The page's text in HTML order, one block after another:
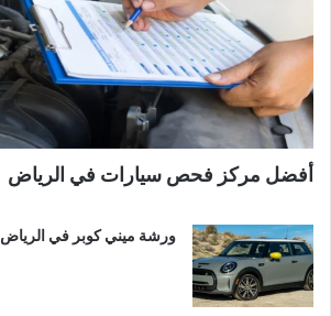
أفضل مركز فحص سيارات في الرياض
ورشة ميني كوبر في الرياض